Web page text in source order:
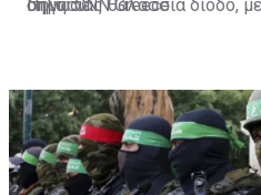
δήλωσε.
σημασίας θαλάσσια δίοδο,
Πηγή: CNN Greece